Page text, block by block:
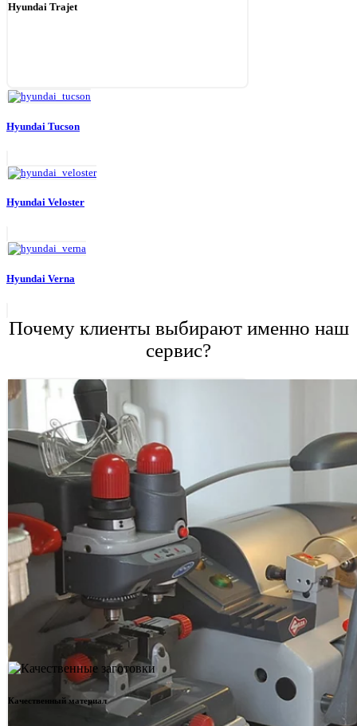
Hyundai Trajet
Hyundai Tucson
Hyundai Veloster
Hyundai Verna
Почему клиенты выбирают именно наш
сервис?
Качественный материал